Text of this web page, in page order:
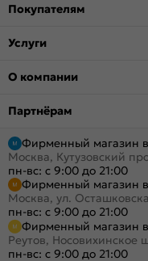
Покупателям
Услуги
О компании
Партнёрам
Фирменный магазин
Москва, Кутузовский
пн-вс: с 9:00 до 21:00
Фирменный магазин
Москва, ул.
пн-вс: с 9:00 до 21:00
Фирменный магазин
Реутов, Носовихинское
пн-вс: с 9:00 до 21:00